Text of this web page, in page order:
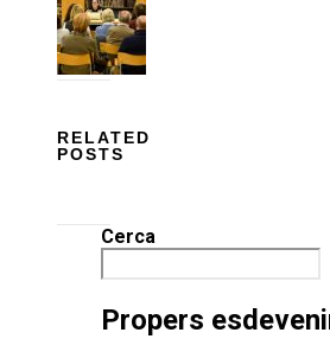
RELATED
POSTS
Cerca
Propers